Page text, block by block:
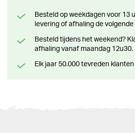
Besteld op weekdagen voor 13 uur? Klaar voor
levering of afhaling de volgende
Besteld tijdens het weekend? Klaar voor levering of
afhaling vanaf maandag 12u30.
Elk jaar 50.000 tevreden klanten